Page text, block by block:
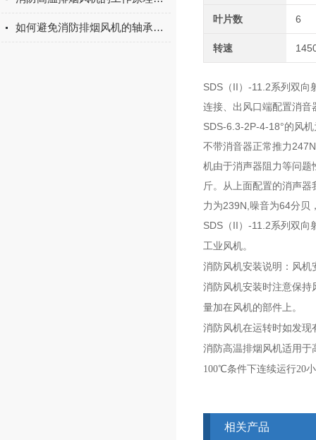
如何避免消防排烟风机的轴承变形
叶片数 6
转速
SDS（II）-11.2系列双向
连接、出风口端配置消
SDS-6.3-2P-4-18°的风
不带消音器正常推力
机由于消声器阻力等问
斤。从上面配置的消声
力为239N,噪音为64分贝
SDS（II）-11.2系列双向
工业风机。
消防风机安装说明：风机
消防风机安装时注意保持
量加在风机的部件上。
消防风机在运转时如发现
消防高温排烟风机适用
100℃条件下连续运行20
相关产品